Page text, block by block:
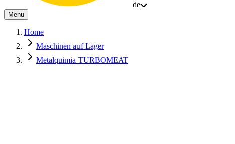
de
Menu
Home
Maschinen auf Lager
Metalquimia TURBOMEAT